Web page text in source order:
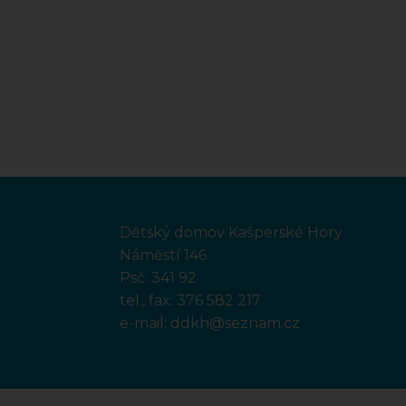
Dětský domov Kašperské Hory
Náměstí 146
Psč: 341 92
tel., fax: 376 582 217
e-mail: ddkh@seznam.cz